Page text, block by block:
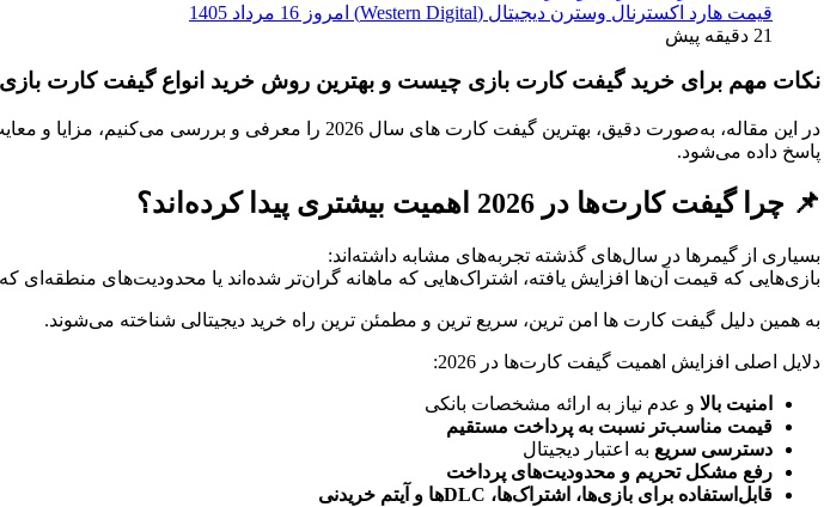
قیمت هارد اکسترنال وسترن دیجیتال (Western Digital) امروز 16 مرداد 1405
21 دقیقه پیش
نکات مهم برای خرید گیفت کارت بازی چیست و بهترین روش خرید انواع گیفت کارت بازی
در این مقاله، به‌صورت دقیق، بهترین گیفت کارت های سال
پاسخ داده می‌شود.
📌 چرا گیفت کارت‌ها در 2026 اهمیت بیشتری پیدا کرده‌اند؟
بسیاری از گیمرها در سال‌های گذشته تجربه‌های مشابه داشته‌اند:
بازی‌هایی که قیمت آن‌ها افزایش یافته، اشتراک‌هایی که ماهانه گران‌تر شده‌اند یا محدودیت‌های منطقه‌ای
به همین دلیل گیفت کارت ها امن ترین، سریع ترین و مطمئن ترین راه خرید دیجیتالی شناخته می‌شوند.
دلایل اصلی افزایش اهمیت گیفت کارت‌ها در 2026:
امنیت بالا و عدم نیاز به ارائه مشخصات بانکی
قیمت مناسب‌تر نسبت به پرداخت مستقیم
دسترسی سریع به اعتبار دیجیتال
رفع مشکل تحریم و محدودیت‌های پرداخت
قابل‌استفاده برای بازی‌ها، اشتراک‌ها، DLCها و آیتم‌ خریدنی